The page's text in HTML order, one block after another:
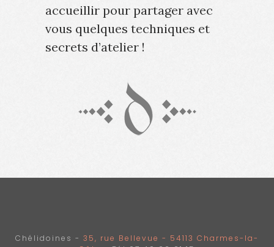
accueillir pour partager avec
vous quelques techniques et
secrets d’atelier !
Chélidoines - 35, rue Bellevue - 54113 Charmes-la-